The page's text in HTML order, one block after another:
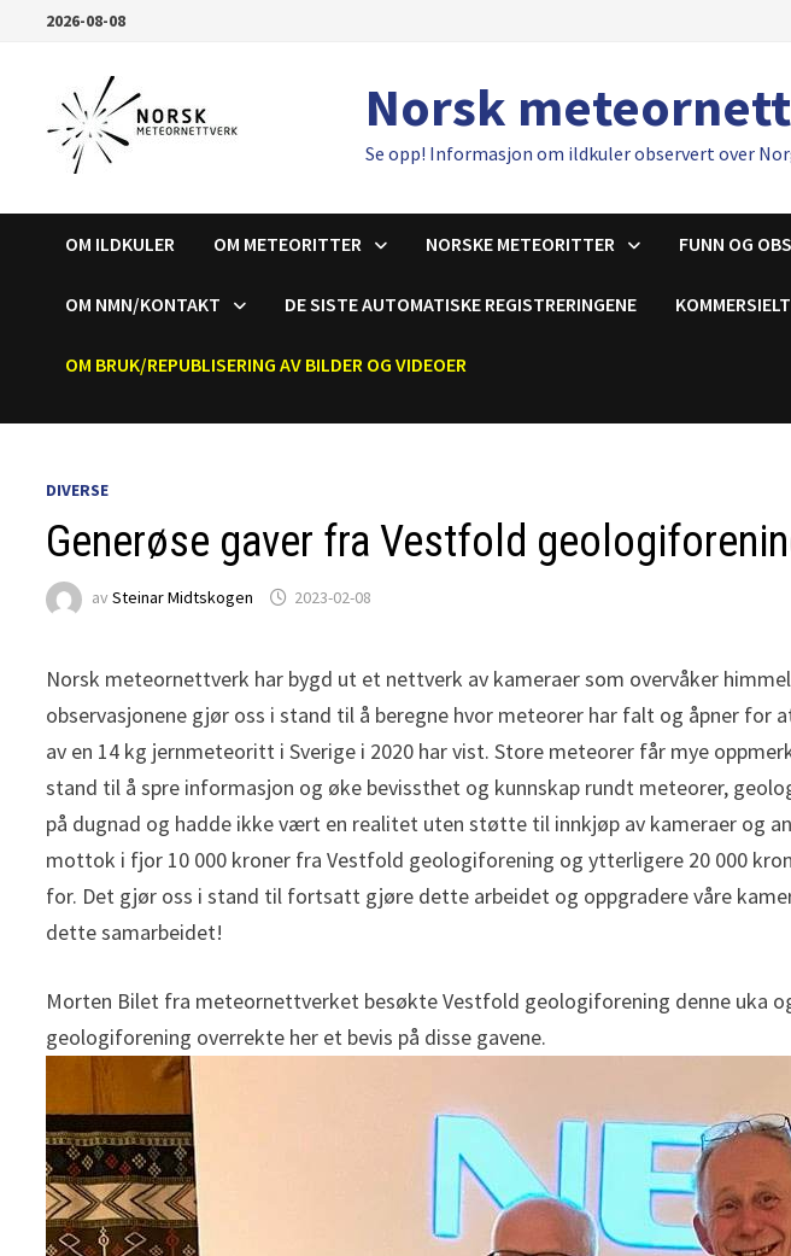
2026-08-08
Norsk
Se opp! Informasjon om ildkuler observert over
OM ILDKULER OM METEORITTER NORSKE METEORITTER FUNN OG
OM NMN/KONTAKT DE SISTE AUTOMATISKE REGISTRERINGENE KOMMERSIELT
OM BRUK/REPUBLISERING AV BILDER OG VIDEOER
DIVERSE
Generøse gaver fra Vestfold
avSteinar Midtskogen 2023-02-08
Norsk meteornettverk har bygd ut et nettverk av kameraer som overvåker
observasjonene gjør oss i stand til å beregne hvor meteorer har falt og åpner
av en 14 kg jernmeteoritt i Sverige i 2020 har vist. Store meteorer får mye
stand til å spre informasjon og øke bevissthet og kunnskap rundt meteorer,
på dugnad og hadde ikke vært en realitet uten støtte til innkjøp av kameraer og
mottok i fjor 10 000 kroner fra Vestfold geologiforening og ytterligere 20 000
for. Det gjør oss i stand til fortsatt gjøre dette arbeidet og oppgradere våre
dette samarbeidet!
Morten Bilet fra meteornettverket besøkte Vestfold geologiforening denne uka
geologiforening overrekte her et bevis på disse gavene.